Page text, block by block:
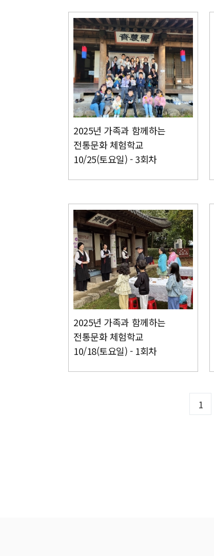
2025년 가족과 함께하는
전통문화 체험학교
10/25(토요일) - 3회차
2025년 가족과 함께하는
전통문화 체험학교
10/18(토요일) - 1회차
1